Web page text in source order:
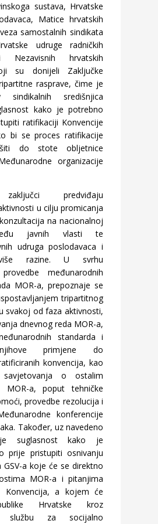
sustava, Hrvatske
Matice hrvatskih
samostalnih sindikata
udruge radničkih
Nezavisnih hrvatskih
su donijeli Zaključke
rasprave, čime je
središnjica
kako je potrebno
ratifikaciji Konvencije
bi se proces ratifikacije
do stote obljetnice
organizacije
predviđaju
u cilju promicanja
na nacionalnoj
javnih vlasti te
udruga poslodavaca i
razine. U svrhu
međunarodnih
MOR-a, prepoznaje se
tripartitnog
svakoj od faza aktivnosti,
dnevnog reda MOR-a,
standarda i
primjene do
konvencija, kao
o ostalim
MOR-a, poput tehničke
provedbe rezolucija i
konferencije
Također, uz navedeno
suglasnost kako je
prije pristupiti osnivanju
GSV-a koje će se direktno
MOR-a i pitanjima
Konvencija, a kojem će
Hrvatske kroz
službu za socijalno